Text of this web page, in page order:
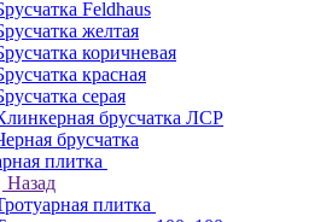
Feldhaus
желтая
коричневая
красная
серая
брусчатка ЛСР
брусчатка
плитка
Назад
плитка